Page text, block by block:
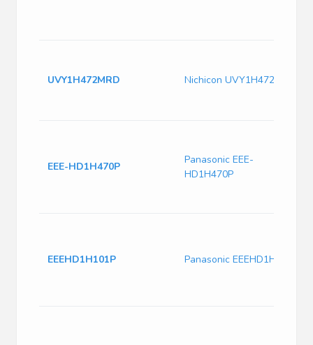
UVY1H472MRD Nichicon UVY1H472MRD
EEE-HD1H470P
Panasonic EEE-
HD1H470P
EEEHD1H101P Panasonic EEEHD1H101P